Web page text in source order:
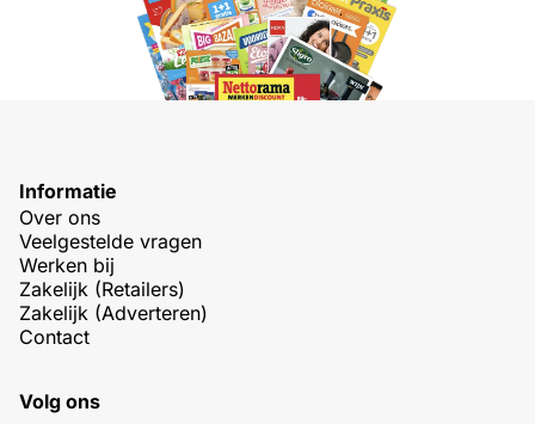
Informatie
Over ons
Veelgestelde vragen
Werken bij
Zakelijk (Retailers)
Zakelijk (Adverteren)
Contact
Volg ons